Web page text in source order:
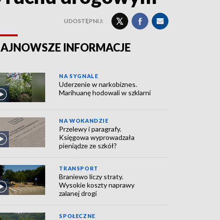
UDOSTĘPNIJ:
INFORMACJE
NA SYGNALE
Uderzenie w narkobiznes.
Marihuanę hodowali w szklarni
NA WOKANDZIE
Przelewy i paragrafy.
Księgowa wyprowadzała
pieniądze ze szkół?
TRANSPORT
Braniewo liczy straty.
Wysokie koszty naprawy
zalanej drogi
SPOŁECZNE